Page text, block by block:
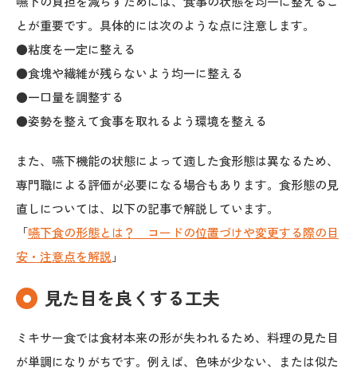
とが重要です。具体的には次のような点に注意します。
●粘度を一定に整える
●食塊や繊維が残らないよう均一に整える
●一口量を調整する
●姿勢を整えて食事を取れるよう環境を整える
また、嚥下機能の状態によって適した食形態は異なるため、
専門職による評価が必要になる場合もあります。食形態の見
直しについては、以下の記事で解説しています。
「嚥下食の形態とは？ コードの位置づけや変更する際の目
安・注意点を解説」
見た目を良くする工夫
ミキサー食では食材本来の形が失われるため、料理の見た目
が単調になりがちです。例えば、色味が少ない、または似た